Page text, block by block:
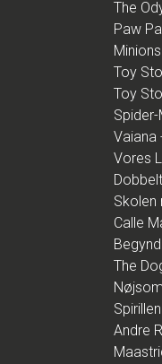
The
Paw
Toy
Toy
Spider-
Vaiana
Vores
Skolen
Calle
The
Spirillen
Andre